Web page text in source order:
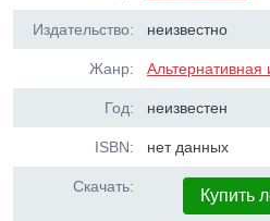
Издательство: неизвестно
Жанр: Альтернативная
Год: неизвестен
ISBN: нет данных
Скачать: Купить